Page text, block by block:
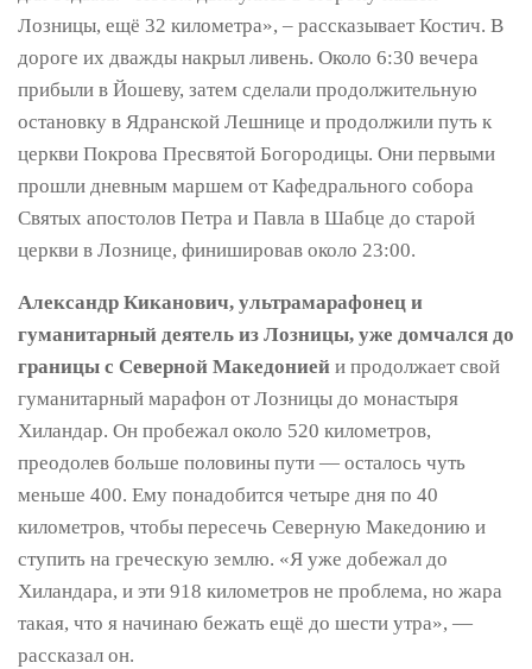
Лозницы, ещё 32 километра», – рассказывает Костич. В
дороге их дважды накрыл ливень. Около 6:30 вечера
прибыли в Йошеву, затем сделали продолжительную
остановку в Ядранской Лешнице и продолжили путь к
церкви Покрова Пресвятой Богородицы. Они первыми
прошли дневным маршем от Кафедрального собора
Святых апостолов Петра и Павла в Шабце до старой
церкви в Лознице, финишировав около 23:00.
Александр Киканович, ультрамарафонец и
гуманитарный деятель из Лозницы, уже домчался до
границы с Северной Македонией и продолжает свой
гуманитарный марафон от Лозницы до монастыря
Хиландар. Он пробежал около 520 километров,
преодолев больше половины пути — осталось чуть
меньше 400. Ему понадобится четыре дня по 40
километров, чтобы пересечь Северную Македонию и
ступить на греческую землю. «Я уже добежал до
Хиландара, и эти 918 километров не проблема, но жара
такая, что я начинаю бежать ещё до шести утра», —
рассказал он.